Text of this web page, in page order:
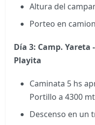
Altura del
Porteo en
Día 3: Camp. Yareta
Playita
Caminata 5 hs
Portillo a 4300
Descenso en un